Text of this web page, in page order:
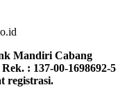
Mandiri Cabang
: 137-00-1698692-5
registrasi.